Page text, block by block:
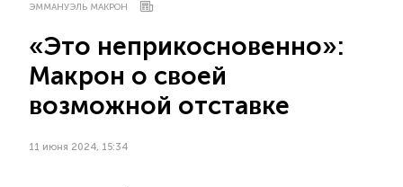
ЭММАНУЭЛЬ МАКРОН
«Это неприкосновенно»:
Макрон о своей
возможной отставке
11 июня 2024, 15:34